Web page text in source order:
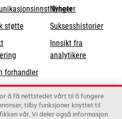
støtteopens
tab
forhandler
Nyheter
Suksesshistorier
Innsikt fra
analytikere
å få nettstedet vårt til å fungere
tilby funksjoner knyttet til
vår. Vi deler også informasjon